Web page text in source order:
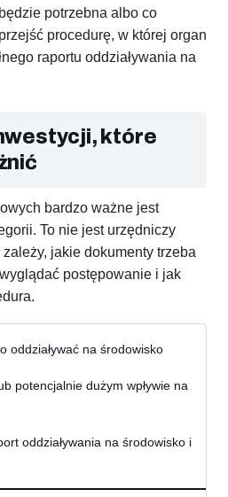
potrzebna albo co
procedurę, w której organ
raportu oddziaływania na
które
bardzo ważne jest
To nie jest urzędniczy
jakie dokumenty trzeba
postępowanie i jak
oddziaływać na środowisko
potencjalnie dużym wpływie na
oddziaływania na środowisko i